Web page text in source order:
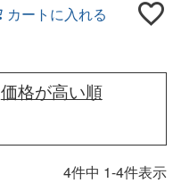
カートに入れる
価格が高い順
4件中 1-4件表示